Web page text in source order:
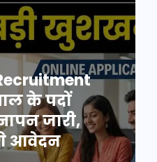
के पदों
जारी,
आवेदन